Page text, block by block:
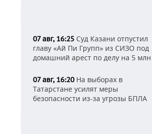
07 авг, 16:25 Суд Казани отпустил
главу «Ай Пи Групп» из СИЗО под
домашний арест по делу на 5 млн
07 авг, 16:20На выборах в
Татарстане усилят меры
безопасности из-за угрозы БПЛА